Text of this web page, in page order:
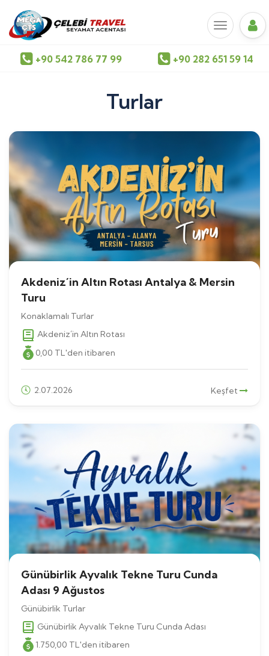
+90 542 786 77 99 +90 282 651 59 14
Turlar
Akdeniz´in Altın Rotası Antalya & Mersin
Turu
Konaklamalı Turlar
Akdeniz´in Altın Rotası
0,00 TL'den itibaren
2.07.2026 Keşfet
Günübirlik Ayvalık Tekne Turu Cunda
Adası 9 Ağustos
Günübirlik Turlar
Günübirlik Ayvalık Tekne Turu Cunda Adası
1.750,00 TL'den itibaren